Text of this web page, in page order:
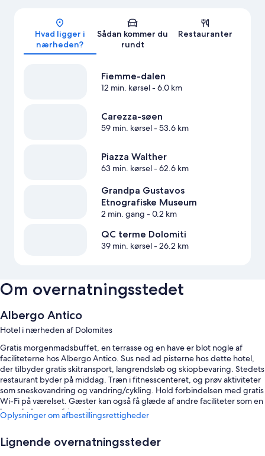
Kort
Hvad ligger i
nærheden?
Sådan kommer du
rundt
Restauranter
Fiemme-dalen
12 min. kørsel- 6.0 km
Carezza-søen
59 min. kørsel- 53.6 km
Piazza Walther
63 min. kørsel- 62.6 km
Grandpa Gustavos
Etnografiske Museum
2 min. gang - 0.2 km
QC terme Dolomiti
39 min. kørsel- 26.2 km
Om overnatningsstedet
Albergo Antico
Hotel i nærheden af Dolomites
Gratis morgenmadsbuffet, en terrasse og en have er blot nogle af
faciliteterne hos Albergo Antico. Sus ned ad pisterne hos dette hotel,
der tilbyder gratis skitransport, langrendsløb og skiopbevaring. Stedets
restaurant byder på middag. Træn i fitnesscenteret, og prøv aktiviteter
som sneskovandring og vandring/cykling. Hold forbindelsen med gratis
Wi-Fi på værelset. Gæster kan også få glæde af andre faciliteter som en
legeplads og en frisørsalon.
Gratis selvstændig parkering
Oplysninger om afbestillingsrettigheder
Lignende overnatningssteder